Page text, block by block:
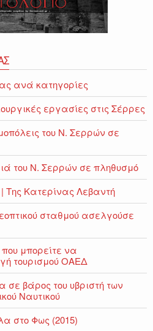
ανά κατηγορίες
εργασίες στις Σέρρες
του Ν. Σερρών σε
του Ν. Σερρών σε πληθυσμό
Της Κατερίνας Λεβαντή
σταθμού ασελγούσε
μπορείτε να
τουρισμού ΟΑΕΔ
σε βάρος του υβριστή των
Ναυτικού
στο Φως (2015)